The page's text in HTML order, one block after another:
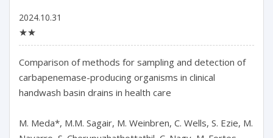
2024.10.31
★★
Comparison of methods for sampling and detection of
carbapenemase-producing organisms in clinical
handwash basin drains in health care
M. Meda*, M.M. Sagair, M. Weinbren, C. Wells, S. Ezie, M.